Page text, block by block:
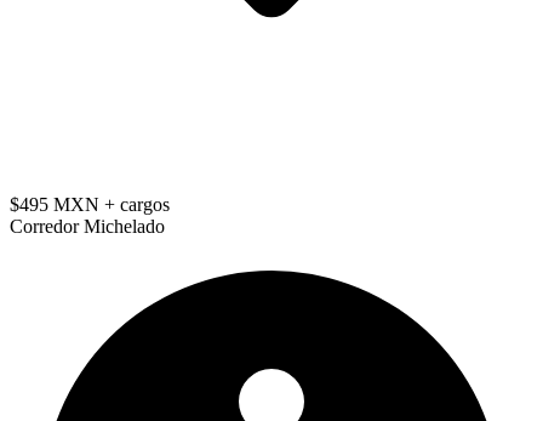
$495 MXN + cargos
Corredor Michelado